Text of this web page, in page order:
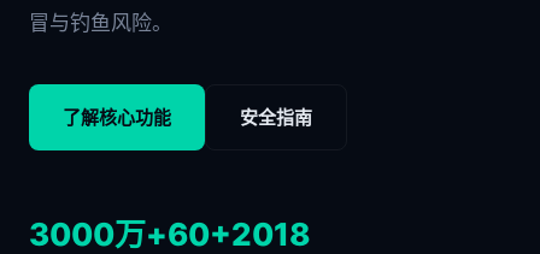
冒与钓鱼风险。
了解核心功能 安全指南
3000万+60+2018